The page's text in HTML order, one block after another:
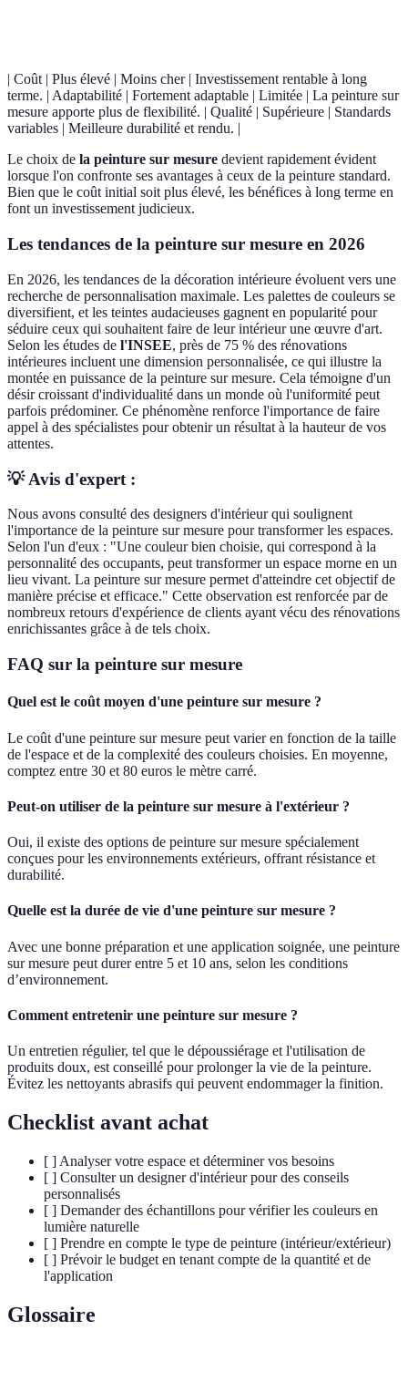
| Coût | Plus élevé | Moins cher | Investissement rentable à long
terme. | Adaptabilité | Fortement adaptable | Limitée | La peinture sur
mesure apporte plus de flexibilité. | Qualité | Supérieure | Standards
variables | Meilleure durabilité et rendu. |
Le choix de la peinture sur mesure devient rapidement évident
lorsque l'on confronte ses avantages à ceux de la peinture standard.
Bien que le coût initial soit plus élevé, les bénéfices à long terme en
font un investissement judicieux.
Les tendances de la peinture sur mesure en 2026
En 2026, les tendances de la décoration intérieure évoluent vers une
recherche de personnalisation maximale. Les palettes de couleurs se
diversifient, et les teintes audacieuses gagnent en popularité pour
séduire ceux qui souhaitent faire de leur intérieur une œuvre d'art.
Selon les études de l'INSEE, près de 75 % des rénovations
intérieures incluent une dimension personnalisée, ce qui illustre la
montée en puissance de la peinture sur mesure. Cela témoigne d'un
désir croissant d'individualité dans un monde où l'uniformité peut
parfois prédominer. Ce phénomène renforce l'importance de faire
appel à des spécialistes pour obtenir un résultat à la hauteur de vos
attentes.
💡 Avis d'expert :
Nous avons consulté des designers d'intérieur qui soulignent
l'importance de la peinture sur mesure pour transformer les espaces.
Selon l'un d'eux : "Une couleur bien choisie, qui correspond à la
personnalité des occupants, peut transformer un espace morne en un
lieu vivant. La peinture sur mesure permet d'atteindre cet objectif de
manière précise et efficace." Cette observation est renforcée par de
nombreux retours d'expérience de clients ayant vécu des rénovations
enrichissantes grâce à de tels choix.
FAQ sur la peinture sur mesure
Quel est le coût moyen d'une peinture sur mesure ?
Le coût d'une peinture sur mesure peut varier en fonction de la taille
de l'espace et de la complexité des couleurs choisies. En moyenne,
comptez entre 30 et 80 euros le mètre carré.
Peut-on utiliser de la peinture sur mesure à l'extérieur ?
Oui, il existe des options de peinture sur mesure spécialement
conçues pour les environnements extérieurs, offrant résistance et
durabilité.
Quelle est la durée de vie d'une peinture sur mesure ?
Avec une bonne préparation et une application soignée, une peinture
sur mesure peut durer entre 5 et 10 ans, selon les conditions
d’environnement.
Comment entretenir une peinture sur mesure ?
Un entretien régulier, tel que le dépoussiérage et l'utilisation de
produits doux, est conseillé pour prolonger la vie de la peinture.
Évitez les nettoyants abrasifs qui peuvent endommager la finition.
Checklist avant achat
[ ] Analyser votre espace et déterminer vos besoins
[ ] Consulter un designer d'intérieur pour des conseils
personnalisés
[ ] Demander des échantillons pour vérifier les couleurs en
lumière naturelle
[ ] Prendre en compte le type de peinture (intérieur/extérieur)
[ ] Prévoir le budget en tenant compte de la quantité et de
l'application
Glossaire